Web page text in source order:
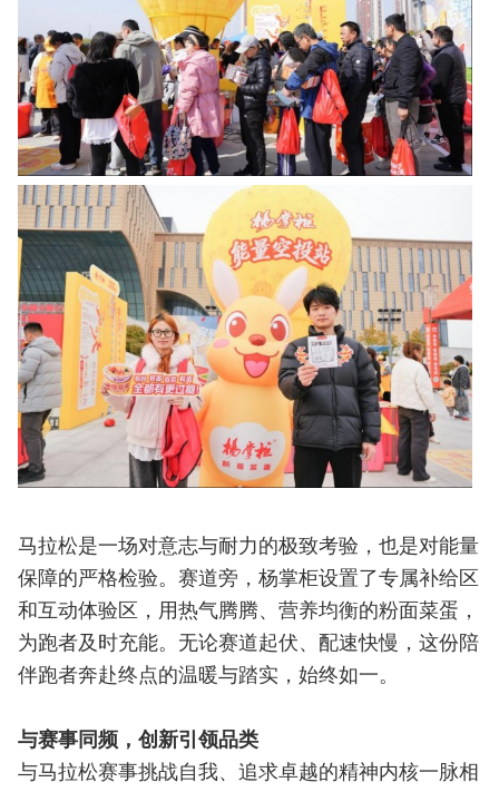
马拉松是一场对意志与耐力的极致考验，也是对能量
保障的严格检验。赛道旁，杨掌柜设置了专属补给区
和互动体验区，用热气腾腾、营养均衡的粉面菜蛋，
为跑者及时充能。无论赛道起伏、配速快慢，这份陪
伴跑者奔赴终点的温暖与踏实，始终如一。
与赛事同频，创新引领品类
与马拉松赛事挑战自我、追求卓越的精神内核一脉相